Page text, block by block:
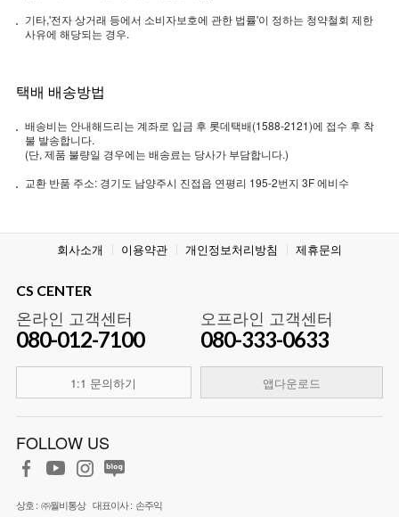
기타,'전자 상거래 등에서 소비자보호에 관한 법률'이 정하는 청약철회 제한
사유에 해당되는 경우.
택배 배송방법
배송비는 안내해드리는 계좌로 입금 후 롯데택배(1588-2121)에 접수 후 착
불 발송합니다.
(단, 제품 불량일 경우에는 배송료는 당사가 부담합니다.)
교환 반품 주소: 경기도 남양주시 진접읍 연평리 195-2번지 3F 에비수
회사소개 이용약관 개인정보처리방침 제휴문의
CS CENTER
온라인 고객센터
080-012-7100
1:1 문의하기
오프라인 고객센터
080-333-0633
앱다운로드
FOLLOW US
상호 : ㈜월비통상 대표이사 : 손주익